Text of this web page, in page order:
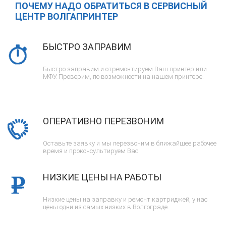
ПОЧЕМУ НАДО ОБРАТИТЬСЯ В СЕРВИСНЫЙ
ЦЕНТР ВОЛГАПРИНТЕР
БЫСТРО ЗАПРАВИМ
Быстро заправим и отремонтируем Ваш принтер или
МФУ. Проверим, по возможности на нашем принтере.
ОПЕРАТИВНО ПЕРЕЗВОНИМ
Оставьте заявку и мы перезвоним в ближайшее рабочее
время и проконсультируем Вас.
НИЗКИЕ ЦЕНЫ НА РАБОТЫ
Низкие цены на заправку и ремонт картриджей, у нас
цены одни из самых низких в Волгограде.